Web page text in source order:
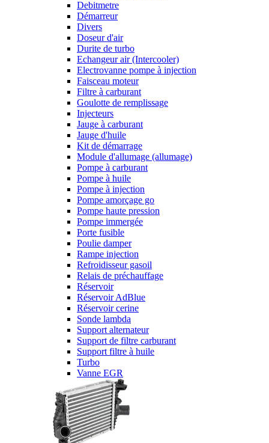
Debitmetre
Démarreur
Divers
Doseur d'air
Durite de turbo
Echangeur air (Intercooler)
Electrovanne pompe à injection
Faisceau moteur
Filtre à carburant
Goulotte de remplissage
Injecteurs
Jauge à carburant
Jauge d'huile
Kit de démarrage
Module d'allumage (allumage)
Pompe à carburant
Pompe à huile
Pompe à injection
Pompe amorçage go
Pompe haute pression
Pompe immergée
Porte fusible
Poulie damper
Rampe injection
Refroidisseur gasoil
Relais de préchauffage
Réservoir
Réservoir AdBlue
Réservoir cerine
Sonde lambda
Support alternateur
Support de filtre carburant
Support filtre à huile
Turbo
Vanne EGR